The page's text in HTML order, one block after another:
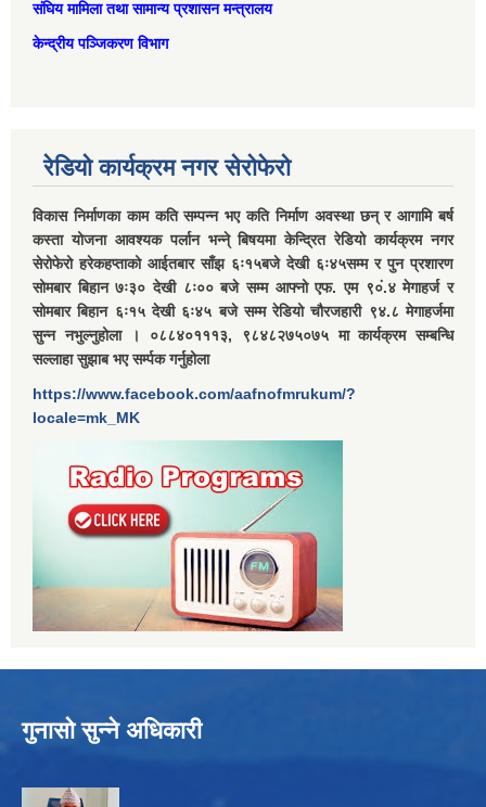
संघिय मामिला तथा सामान्‍य प्रशासन मन्त्रालय
केन्द्रीय पञ्जिकरण विभाग
रेडियो कार्यक्रम नगर सेरोफेरो
विकास निर्माणका काम कति सम्पन्न भए कति निर्माण अवस्था छन् र आगामि बर्ष
कस्ता योजना आवश्यक पर्लान भन्ने् बिषयमा केन्द्रित रेडियो कार्यक्रम नगर
सेरोफेरो हरेकहप्ताको आईतबार साँझ ६ः१५बजे देखी ६ः४५सम्म र पुन प्रशारण
सोमबार बिहान ७ः३० देखी ८ः०० बजे सम्म आफ्नो एफ. एम ९०ं.४ मेगाहर्ज र
सोमबार बिहान ६ः१५ देखी ६ः४५ बजे सम्म रेडियो चौरजहारी ९४.८ मेगाहर्जमा
सुन्न नभुल्नुहोला । ०८८४०१११३, ९८४८२७५०७५ मा कार्यक्रम सम्बन्धि
सल्लाहा सुझाब भए सर्म्पक गर्नुहोला
https://www.facebook.com/aafnofmrukum/?
locale=mk_MK
गुनासो सुन्ने अधिकारी